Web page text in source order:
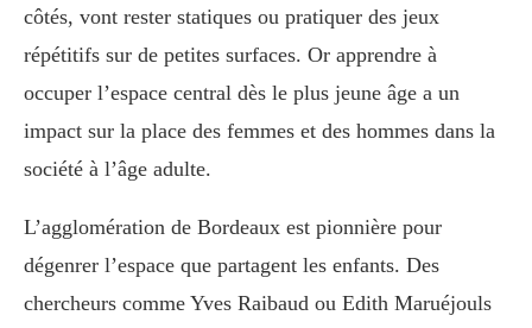
côtés, vont rester statiques ou pratiquer des jeux
répétitifs sur de petites surfaces. Or apprendre à
occuper l’espace central dès le plus jeune âge a un
impact sur la place des femmes et des hommes dans la
société à l’âge adulte.
L’agglomération de Bordeaux est pionnière pour
dégenrer l’espace que partagent les enfants. Des
chercheurs comme Yves Raibaud ou Edith Maruéjouls